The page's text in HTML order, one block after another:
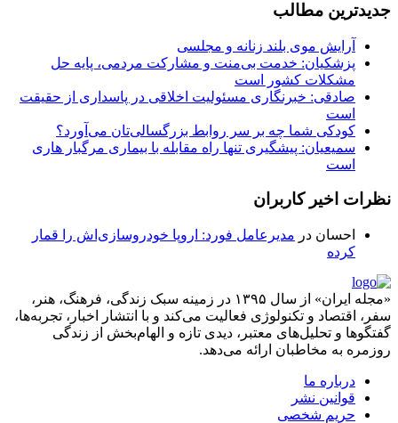
جدیدترین مطالب
آرایش موی بلند زنانه و مجلسی
پزشکیان: خدمت بی‌منت و مشارکت مردمی، پایه حل
مشکلات کشور است
صادقی: خبرنگاری مسئولیت اخلاقی در پاسداری از حقیقت
است
کودکی شما چه بر سر روابط بزرگسالی‌تان می‌آورد؟
سمیعیان: پیشگیری تنها راه مقابله با بیماری مرگبار هاری
است
نظرات اخیر کاربران
احسان در مدیرعامل فورد: اروپا خودروسازی‌اش را قمار
کرده
«مجله ایران» از سال ۱۳۹۵ در زمینه سبک زندگی، فرهنگ، هنر،
سفر، اقتصاد و تکنولوژی فعالیت می‌کند و با انتشار اخبار، تجربه‌ها،
گفتگوها و تحلیل‌های معتبر، دیدی تازه و الهام‌بخش از زندگی
روزمره به مخاطبان ارائه می‌دهد.
درباره ما
قوانین نشر
حریم شخصی